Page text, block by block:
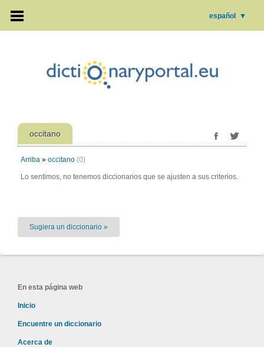
español ▼
occitano
Arriba » occitano (0)
Lo sentimos, no tenemos diccionarios que se ajusten a sus criterios.
Sugiera un diccionario »
En esta página web
Inicio
Encuentre un diccionario
Acerca de